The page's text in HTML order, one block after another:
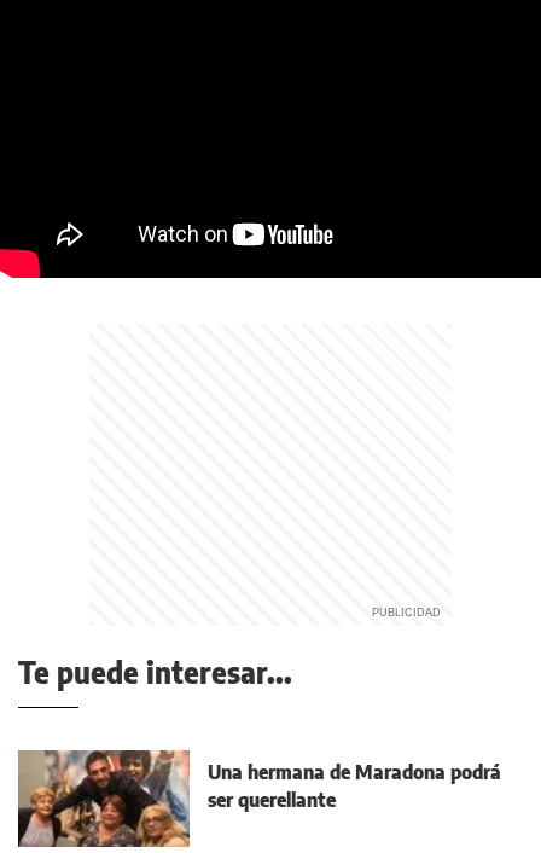
Te puede interesar...
Una hermana de Maradona podrá
ser querellante